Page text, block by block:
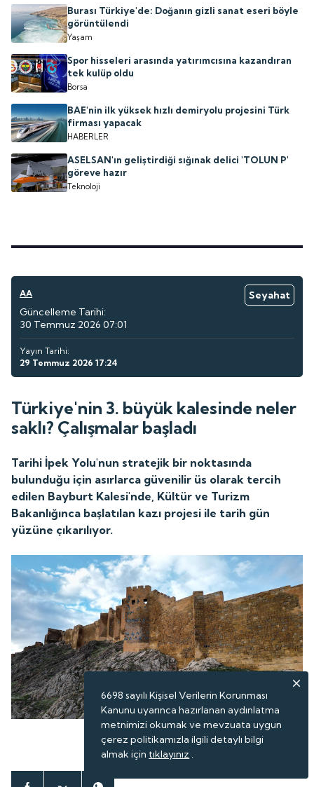
Burası Türkiye'de: Doğanın gizli sanat eseri böyle
görüntülendi
Yaşam
Spor hisseleri arasında yatırımcısına kazandıran
tek kulüp oldu
Borsa
BAE'nin ilk yüksek hızlı demiryolu projesini Türk
firması yapacak
HABERLER
ASELSAN'ın geliştirdiği sığınak delici 'TOLUN P'
göreve hazır
Teknoloji
AA
Seyahat
Güncelleme Tarihi:
30 Temmuz 2026 07:01
Yayın Tarihi:
29 Temmuz 2026 17:24
Türkiye'nin 3. büyük kalesinde neler
saklı? Çalışmalar başladı
Tarihi İpek Yolu'nun stratejik bir noktasında
bulunduğu için asırlarca güvenilir üs olarak tercih
edilen Bayburt Kalesi'nde, Kültür ve Turizm
Bakanlığınca başlatılan kazı projesi ile tarih gün
yüzüne çıkarılıyor.
ABONE OL
6698 sayılı Kişisel Verilerin Korunması
Kanunu uyarınca hazırlanan aydınlatma
metnimizi okumak ve mevzuata uygun
çerez politikamızla ilgili detaylı bilgi
almak için tıklayınız .